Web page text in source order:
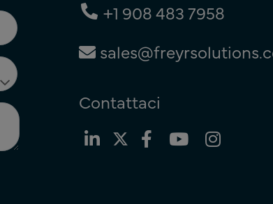
+1 908 483 7958
Contattaci